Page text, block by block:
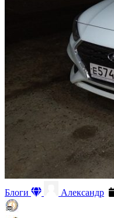
Блоги Александр